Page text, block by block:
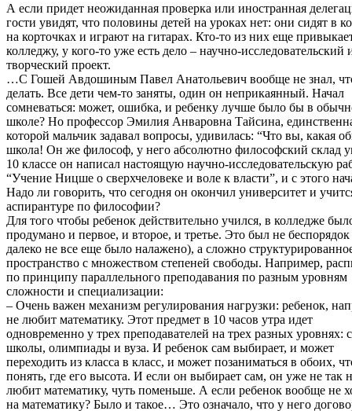
А если придет неожиданная проверка или иностранная
гости увидят, что половины детей на уроках нет: они сидят в
на корточках и играют на гитарах. Кто-то из них еще
колледжу, у кого-то уже есть дело – научно-исследовательский
творческий проект.
…С Гошей Авдошиным Павел Анатольевич вообще не знал,
делать. Все дети чем-то заняты, один он неприкаянный. Начал
сомневаться: может, ошибка, и ребенку лучше было бы в
школе? Но профессор Эмилия Анваровна Тайсина,
которой мальчик задавал вопросы, удивилась: “Что вы, какая
школа! Он же философ, у него абсолютно философский склад
10 классе он написал настоящую научно-исследовательскую
“Учение Ницше о сверхчеловеке и воле к власти”, и с этого
Надо ли говорить, что сегодня он окончил университет и
аспирантуре по философии?
Для того чтобы ребенок действительно учился, в колледже
продумано и первое, и второе, и третье. Это был не беспорядок
далеко не все еще было налажено), а сложно
пространство с множеством степеней свободы. Например,
по принципу параллельного преподавания по разным уровням
сложности и специализации:
– Очень важен механизм регулирования нагрузки: ребенок,
не любит математику. Этот предмет в 10 часов утра идет
одновременно у трех преподавателей на трех разных уровнях:
школы, олимпиады и вуза. И ребенок сам выбирает, и может
переходить из класса в класс, и может позаниматься в обоих,
понять, где его высота. И если он выбирает сам, он уже не так
любит математику, чуть поменьше. А если ребенок вообще не
на математику? Было и такое… Это означало, что у него